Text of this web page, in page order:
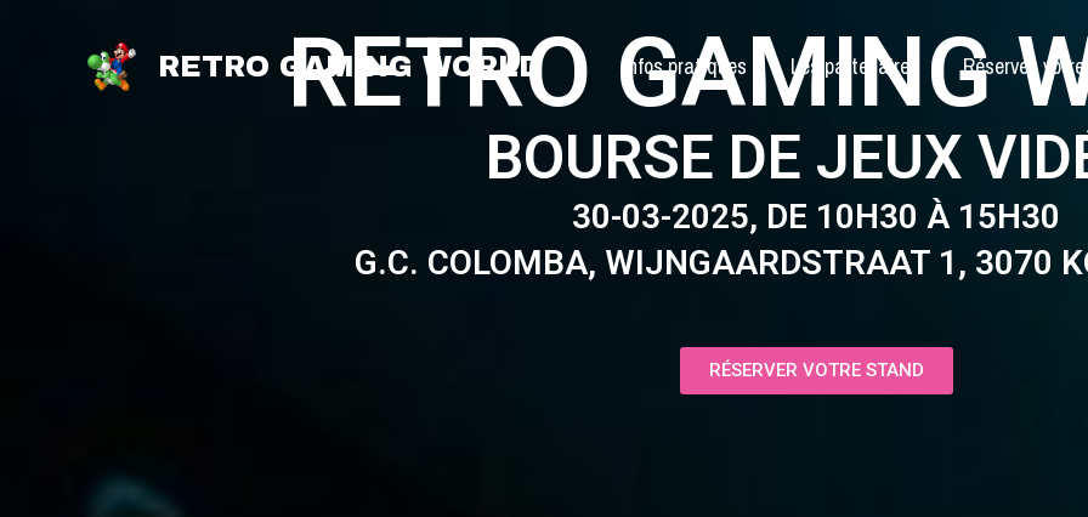
RETRO GAMING WORLD Infos pratiques Les partenaires Réservez
RETRO GAMING
BOURSE DE JEUX
30-03-2025, DE 10H30 À 15H30
G.C. COLOMBA, WIJNGAARDSTRAAT 1, 3070
RÉSERVER VOTRE STAND